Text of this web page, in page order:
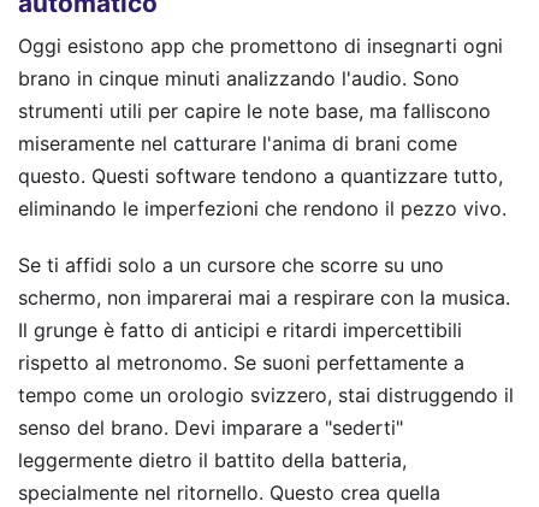
Oggi esistono app che promettono di insegnarti ogni
brano in cinque minuti analizzando l'audio. Sono
strumenti utili per capire le note base, ma falliscono
miseramente nel catturare l'anima di brani come
questo. Questi software tendono a quantizzare tutto,
eliminando le imperfezioni che rendono il pezzo vivo.
Se ti affidi solo a un cursore che scorre su uno
schermo, non imparerai mai a respirare con la musica.
Il grunge è fatto di anticipi e ritardi impercettibili
rispetto al metronomo. Se suoni perfettamente a
tempo come un orologio svizzero, stai distruggendo il
senso del brano. Devi imparare a "sederti"
leggermente dietro il battito della batteria,
specialmente nel ritornello. Questo crea quella